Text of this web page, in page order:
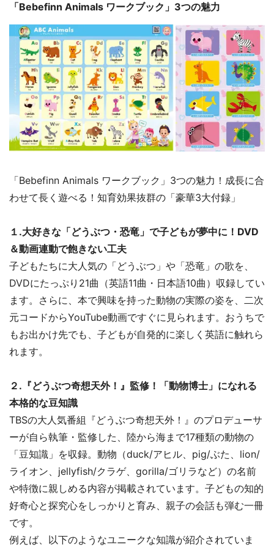
「Bebefinn Animals ワークブック」3つの魅力
「Bebefinn Animals ワークブック」3つの魅力！成長に合
わせて長く遊べる！知育効果抜群の「豪華3大付録」
１.大好きな「どうぶつ・恐竜」で子どもが夢中に！DVD
＆動画連動で飽きない工夫
子どもたちに大人気の「どうぶつ」や「恐竜」の歌を、
DVDにたっぷり21曲（英語11曲・日本語10曲）収録してい
ます。さらに、本で興味を持った動物の実際の姿を、二次
元コードからYouTube動画ですぐに見られます。おうちで
もお出かけ先でも、子どもが自発的に楽しく英語に触れら
れます。
２.『どうぶつ奇想天外！』監修！「動物博士」になれる
本格的な豆知識
TBSの大人気番組『どうぶつ奇想天外！』のプロデューサ
ーが自ら執筆・監修した、陸から海まで17種類の動物の
「豆知識」を収録。動物（duck/アヒル、pig/ぶた、lion/
ライオン、jellyfish/クラゲ、gorilla/ゴリラなど）の名前
や特徴に親しめる内容が掲載されています。子どもの知的
好奇心と探究心をしっかりと育み、親子の会話も弾む一冊
です。
例えば、以下のようなユニークな知識が紹介されていま